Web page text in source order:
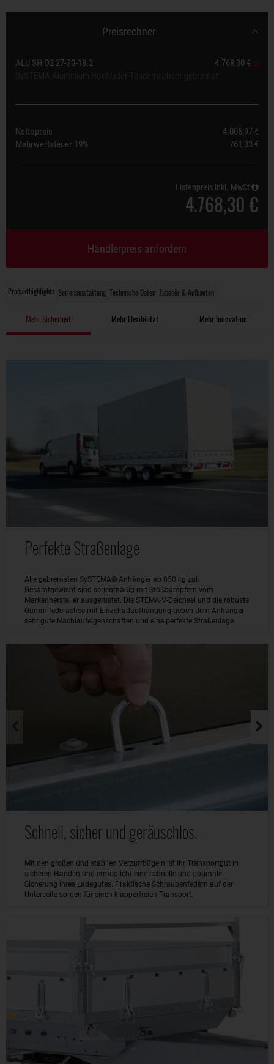
Produkthighlights Serienausstattung Technische Daten Zubehör & Aufbauten
Mehr Sicherheit Mehr Flexibilität Mehr Innovation
Perfekte Straßenlage
Alle gebremsten SySTEMA® Anhänger ab 850 kg zul.
Gesamtgewicht sind serienmäßig mit Stoßdämpfern vom
Markenhersteller ausgerüstet. Die STEMA-V-Deichsel und die robuste
Gummifederachse mit Einzelradaufhängung geben dem Anhänger
sehr gute Nachlaufeigenschaften und eine perfekte Straßenlage.
Schnell, sicher und geräuschlos.
Mit den großen und stabilen Verzurrbügeln ist Ihr Transportgut in
sicheren Händen und ermöglicht eine schnelle und optimale
Sicherung ihres Ladegutes. Praktische Schraubenfedern auf der
Unterseite sorgen für einen klapperfreien Transport.
Preisrechner
ALU SH O2 27-30-18.2
4.768,30 €
Nettopreis
4.006,97 €
Mehrwertsteuer 19% 761,33 €
Listenpreis inkl. MwSt
4.768,30 €
Händlerpreis anfordern